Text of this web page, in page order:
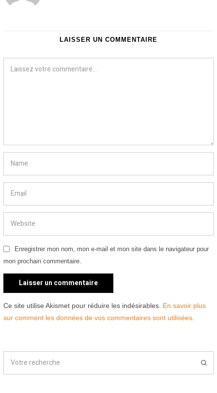
LAISSER UN COMMENTAIRE
Enregistrer mon nom, mon e-mail et mon site dans le navigateur pour
mon prochain commentaire.
Ce site utilise Akismet pour réduire les indésirables. En savoir plus
sur comment les données de vos commentaires sont utilisées.